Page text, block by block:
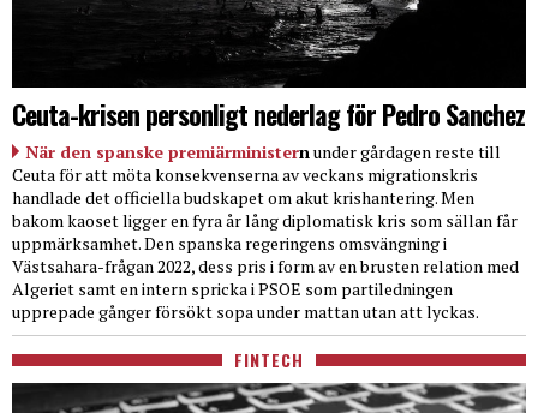
Ceuta-krisen personligt nederlag för Pedro Sanchez
När den spanske premiärministernunder gårdagen reste till
Ceuta för att möta konsekvenserna av veckans migrationskris
handlade det officiella budskapet om akut krishantering. Men
bakom kaoset ligger en fyra år lång diplomatisk kris som sällan får
uppmärksamhet. Den spanska regeringens omsvängning i
Västsahara-frågan 2022, dess pris i form av en brusten relation med
Algeriet samt en intern spricka i PSOE som partiledningen
upprepade gånger försökt sopa under mattan utan att lyckas.
FINTECH